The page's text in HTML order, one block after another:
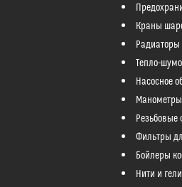
Краны
Радиаторы
Тепло-
Насосное
Резьбовые
Фильтры
Бойлеры
Нити и